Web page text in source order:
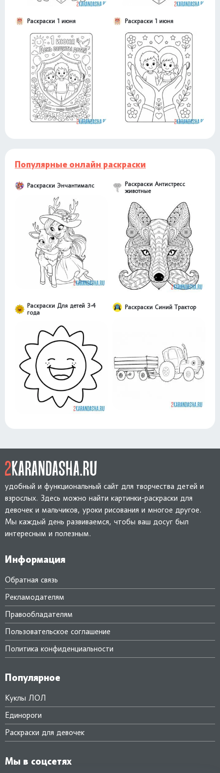
Раскраски 1 июня Раскраски 1 июня
Популярные онлайн раскраски
Раскраски Энчантималс
Раскраски Антистресс
животные
Раскраски Для детей 3-4
года
Раскраски Синий Трактор
удобный и функциональный сайт для творчества детей и
взрослых. Здесь можно найти картинки-раскраски для
девочек и мальчиков, уроки рисования и многое другое.
Мы каждый день развиваемся, чтобы ваш досуг был
интересным и полезным.
Информация
Обратная связь
Рекламодателям
Правообладателям
Пользовательское соглашение
Политика конфиденциальности
Популярное
Куклы ЛОЛ
Единороги
Раскраски для девочек
Мы в соцсетях